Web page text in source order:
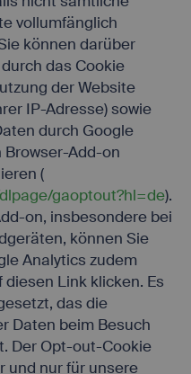
vollumfänglich
können darüber
das Cookie
der Website
IP-Adresse) sowie
durch Google
Browser-Add-on
(
gaoptout?hl=de).
on, insbesondere bei
können Sie
Analytics zudem
Link klicken. Es
das die
Daten beim Besuch
Der Opt-out-Cookie
und nur für unsere